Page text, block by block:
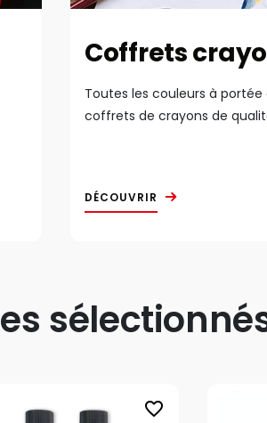
Coffrets
Toutes les couleurs à
coffrets de crayons de
DÉCOUVRIR
favorite_border